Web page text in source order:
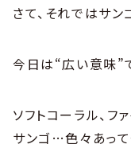
さて、それではサ
今日は“広い意味”
ソフトコーラル、フ
サンゴ…色々あって